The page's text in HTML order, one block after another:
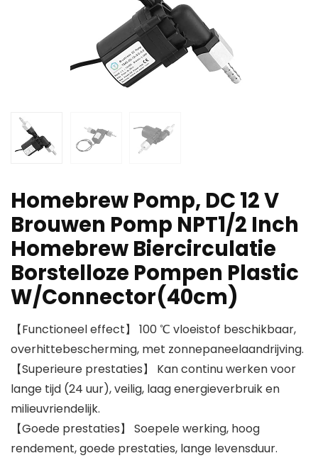
Homebrew Pomp, DC 12 V
Brouwen Pomp NPT1/2 Inch
Homebrew Biercirculatie
Borstelloze Pompen Plastic
W/Connector(40cm)
【Functioneel effect】 100 ℃ vloeistof beschikbaar,
overhittebescherming, met zonnepaneelaandrijving.
【Superieure prestaties】 Kan continu werken voor
lange tijd (24 uur), veilig, laag energieverbruik en
milieuvriendelijk.
【Goede prestaties】 Soepele werking, hoog
rendement, goede prestaties, lange levensduur.